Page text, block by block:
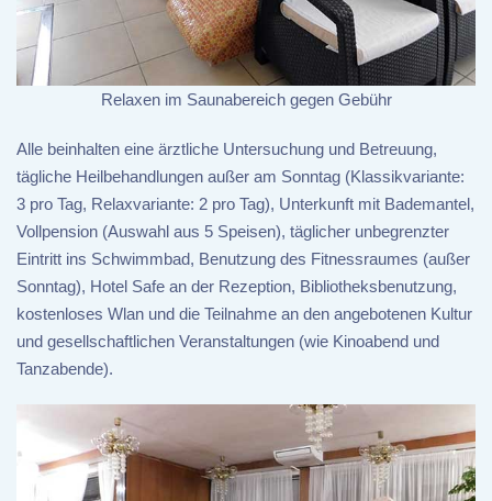
Relaxen im Saunabereich gegen Gebühr
Alle beinhalten eine ärztliche Untersuchung und Betreuung,
tägliche Heilbehandlungen außer am Sonntag (Klassikvariante:
3 pro Tag, Relaxvariante: 2 pro Tag), Unterkunft mit Bademantel,
Vollpension (Auswahl aus 5 Speisen), täglicher unbegrenzter
Eintritt ins Schwimmbad, Benutzung des Fitnessraumes (außer
Sonntag), Hotel Safe an der Rezeption, Bibliotheksbenutzung,
kostenloses Wlan und die Teilnahme an den angebotenen Kultur
und gesellschaftlichen Veranstaltungen (wie Kinoabend und
Tanzabende).